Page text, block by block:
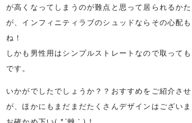
が高くなってしまうのが難点と思って居られるか
が、インフィニティラブのシュッドならその心配
ね！
しかも男性用はシンプルストレートなので取って
です。
いかがでしたでしょうか？？おすすめをご紹介さ
が、ほかにもまだまだたくさんデザインはござい
お確かめ下い( *´艸｀)！